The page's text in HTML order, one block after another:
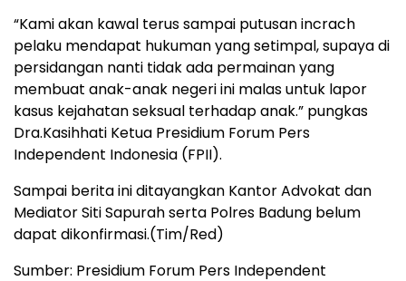
“Kami akan kawal terus sampai putusan incrach
pelaku mendapat hukuman yang setimpal, supaya di
persidangan nanti tidak ada permainan yang
membuat anak-anak negeri ini malas untuk lapor
kasus kejahatan seksual terhadap anak.” pungkas
Dra.Kasihhati Ketua Presidium Forum Pers
Independent Indonesia (FPII).
Sampai berita ini ditayangkan Kantor Advokat dan
Mediator Siti Sapurah serta Polres Badung belum
dapat dikonfirmasi.(Tim/Red)
Sumber: Presidium Forum Pers Independent